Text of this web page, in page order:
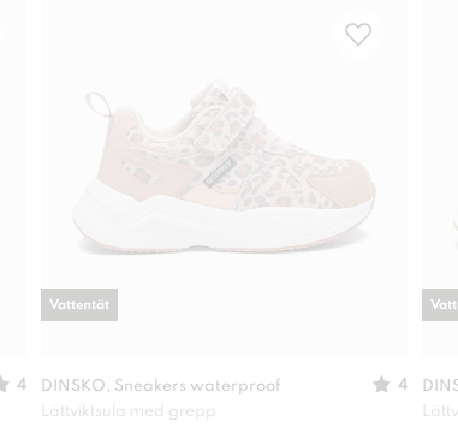
4
DINSKO, Sneakers waterproof
4
Lättviktsula med grepp
Vattentät